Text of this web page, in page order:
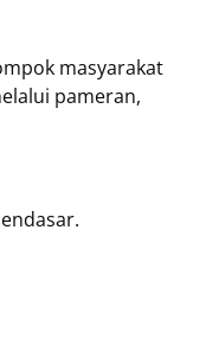
masyarakat
pameran,